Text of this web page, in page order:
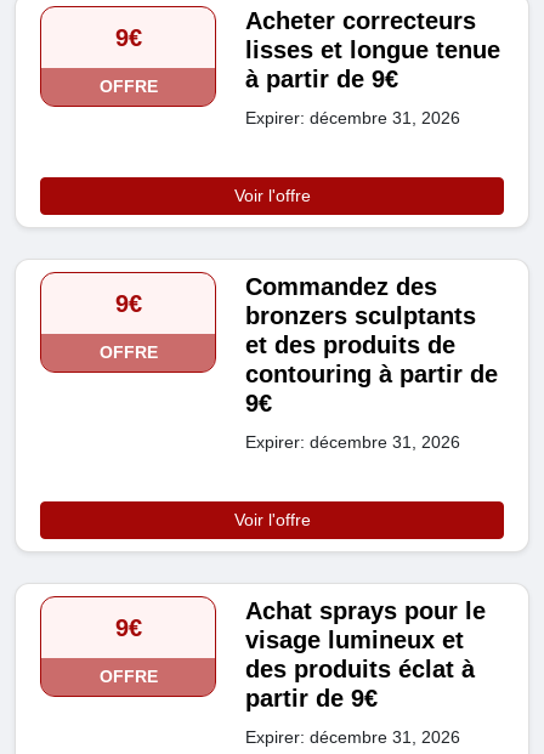
9€
OFFRE
Acheter correcteurs
lisses et longue tenue
à partir de 9€
Expirer: décembre 31, 2026
Voir l'offre
9€
OFFRE
Commandez des
bronzers sculptants
et des produits de
contouring à partir de
9€
Expirer: décembre 31, 2026
Voir l'offre
9€
OFFRE
Achat sprays pour le
visage lumineux et
des produits éclat à
partir de 9€
Expirer: décembre 31, 2026